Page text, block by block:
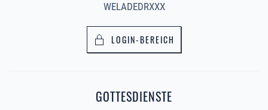
WELADEDRXXX
LOGIN-BEREICH
GOTTESDIENSTE